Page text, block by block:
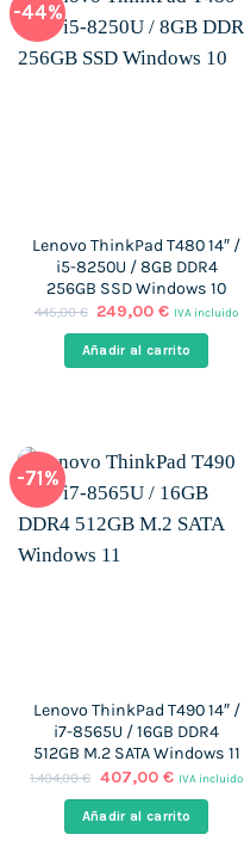
-44%
Lenovo ThinkPad T480 14″ /
i5-8250U / 8GB DDR4
256GB SSD Windows 10
445,00€ El
original
era:
249,00€El
actual
es:
IVA incluido
Añadir al carrito
-71%
Lenovo ThinkPad T490 14″ /
i7-8565U / 16GB DDR4
512GB M.2 SATA Windows 11
1.404,00€ El
original
era:
407,00 €El
actual
es:
IVA incluido
Añadir al carrito